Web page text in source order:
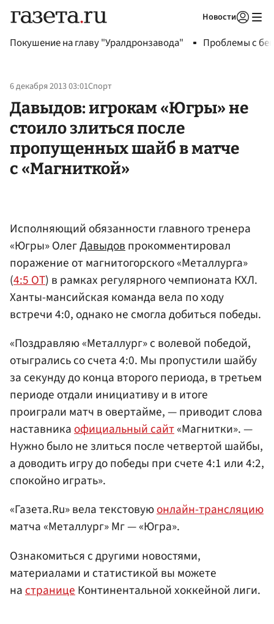
Новости
Покушение на главу "Уралдронзавода" Проблемы с
6 декабря 2013 03:01Спорт
Давыдов: игрокам «Югры» не
стоило злиться после
пропущенных шайб в матче
с «Магниткой»
Исполняющий обязанности главного тренера
«Югры» ОлегДавыдовпрокомментировал
поражение от магнитогорского «Металлурга»
(4:5 ОТ) в рамках регулярного чемпионата КХЛ.
Ханты-мансийская команда вела по ходу
встречи 4:0, однако не смогла добиться победы.
«Поздравляю «Металлург» с волевой победой,
отыгрались со счета 4:0. Мы пропустили шайбу
за секунду до конца второго периода, в третьем
периоде отдали инициативу и в итоге
проиграли матч в овертайме, — приводит слова
наставникаофициальный сайт«Магнитки». —
Нужно было не злиться после четвертой шайбы,
а доводить игру до победы при счете 4:1 или 4:2,
спокойно играть».
«Газета.Ru» вела текстовуюонлайн-трансляцию
матча «Металлург» Мг — «Югра».
Ознакомиться с другими новостями,
материалами и статистикой вы можете
на странице Континентальной хоккейной лиги.